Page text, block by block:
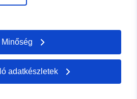
August 2026
http://data.europa.eu/88u/dataset/
keringen-primaire-en-secondaire-
keringen-en-verhoogde-elementen
Minőség
adatkészletek